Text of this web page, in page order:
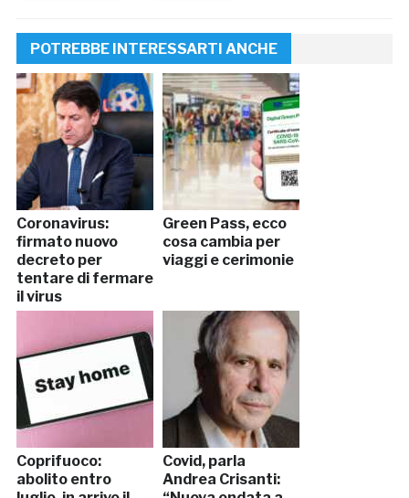
POTREBBE INTERESSARTI ANCHE
Coronavirus:
firmato nuovo
decreto per
tentare di fermare
il virus
Green Pass, ecco
cosa cambia per
viaggi e cerimonie
Coprifuoco:
abolito entro
Covid, parla
Andrea Crisanti: